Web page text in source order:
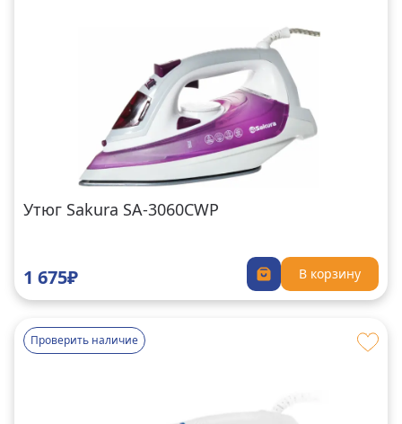
Утюг Sakura SA-3060CWP
1 675₽ В корзину
Проверить наличие